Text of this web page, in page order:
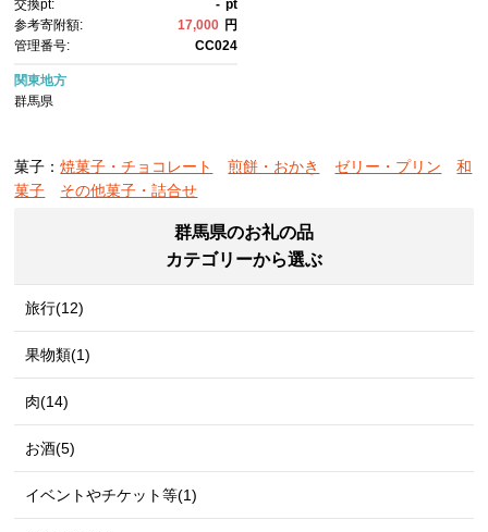
交換pt: - pt
参考寄附額:
17,000 円
管理番号:
CC024
関東地方
群馬県
菓子：焼菓子・チョコレート 煎餅・おかき ゼリー・プリン
和
菓子
その他菓子・詰合せ
群馬県のお礼の品
カテゴリーから選ぶ
旅行(12)
果物類(1)
肉(14)
お酒(5)
イベントやチケット等(1)